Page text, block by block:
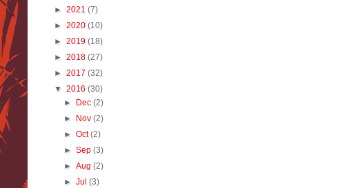
► 2021 (7)
► 2020 (10)
► 2019 (18)
► 2018 (27)
► 2017 (32)
▼ 2016 (30)
►
Dec(2)
►
Nov(2)
►Oct(2)
►Sep(3)
►Aug(2)
►Jul(3)